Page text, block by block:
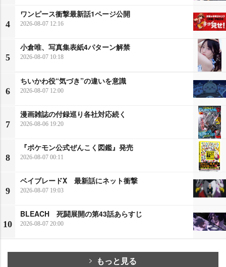
4
ワンピース衝撃最新話1ページ公開
2026-08-07 12:16
5
小倉唯、写真集表紙4パターン解禁
2026-08-07 10:18
6
ちいかわ役“気づき”の違いを意識
2026-08-07 12:00
7
漫画雑誌の付録巡り各社対応続く
2026-08-06 19:20
8
『ポケモン公式ぜんこく図鑑』発売
2026-08-07 00:11
9
ベイブレードX 最新話にネット衝撃
2026-08-07 19:03
10
BLEACH 死闘展開の第43話あらすじ
2026-08-07 20:00
もっと見る